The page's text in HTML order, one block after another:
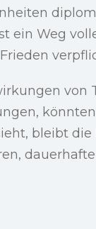
ein Weg
von
bleibt